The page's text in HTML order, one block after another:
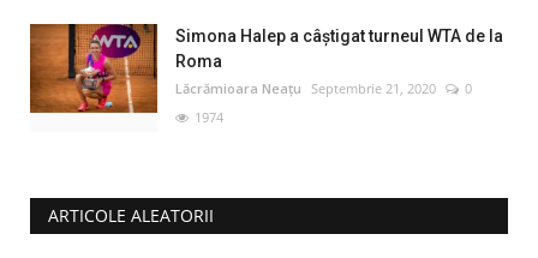
Simona Halep a câştigat turneul WTA de la
Roma
Lăcrămioara Neațu Septembrie 21, 2020
0
1974
ARTICOLE ALEATORII